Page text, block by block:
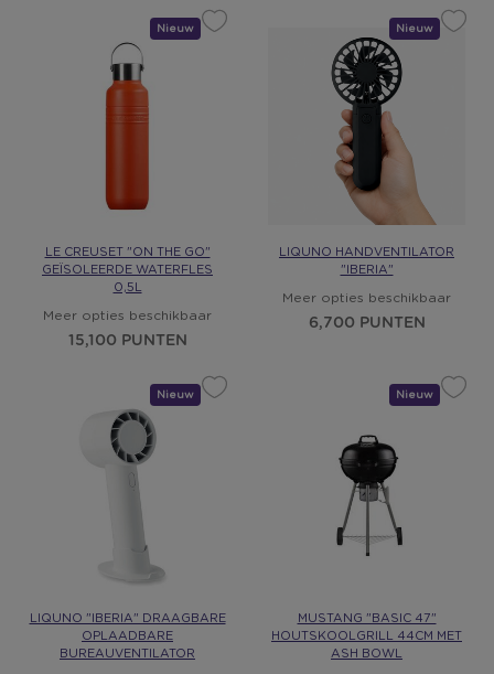
Nieuw
Cadeau
LE CREUSET "ON THE GO"
GEÏSOLEERDE WATERFLES
0,5L
Meer opties beschikbaar
15,100 PUNTEN
Nieuw
Cadeau
LIQUNO HANDVENTILATOR
"IBERIA"
Meer opties beschikbaar
6,700 PUNTEN
Nieuw
Cadeau
LIQUNO "IBERIA" DRAAGBARE
OPLAADBARE
BUREAUVENTILATOR
Nieuw
Cadeau
MUSTANG "BASIC 47"
HOUTSKOOLGRILL 44CM MET
ASH BOWL